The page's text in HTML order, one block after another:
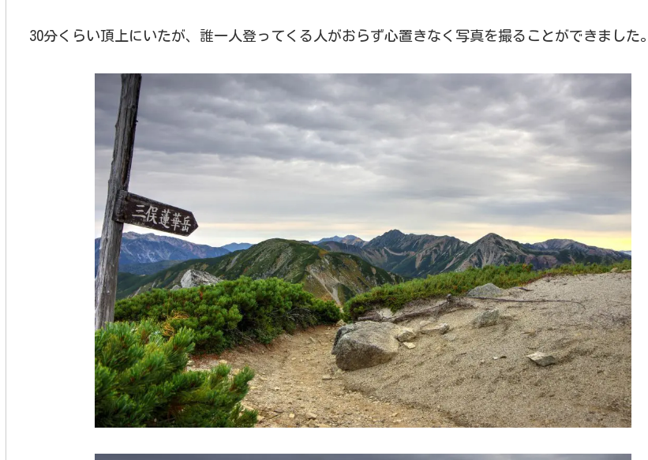
30分くらい頂上にいたが、誰一人登ってくる人がおらず心置きなく写真を撮ることができました。